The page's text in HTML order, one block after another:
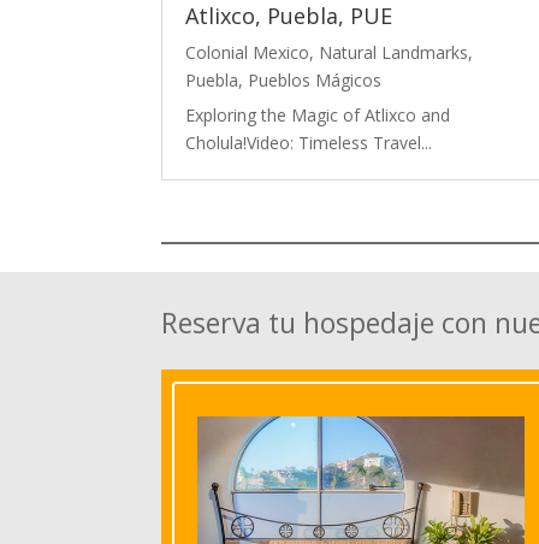
Atlixco, Puebla, PUE
Colonial Mexico, Natural Landmarks,
Puebla, Pueblos Mágicos
Exploring the Magic of Atlixco and
Cholula!Video: Timeless Travel...
Reserva tu hospedaje con